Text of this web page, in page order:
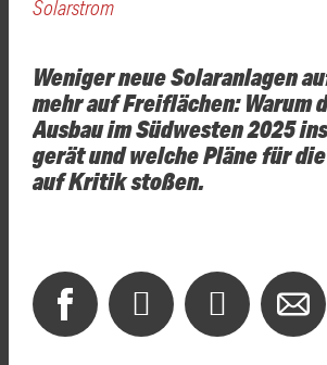
Solarstrom
Weniger neue Solaranlagen
mehr auf Freiflächen: Warum
Ausbau im Südwesten 2025
gerät und welche Pläne für
auf Kritik stoßen.